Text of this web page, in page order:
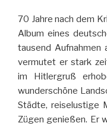
70 Jahre nach dem
Album eines
tausend Aufnahmen
vermutet er stark
im Hitlergruß
wunderschöne
Städte, reiselustige
Zügen genießen. Er